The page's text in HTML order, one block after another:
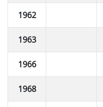
1962
1963
1966
1968